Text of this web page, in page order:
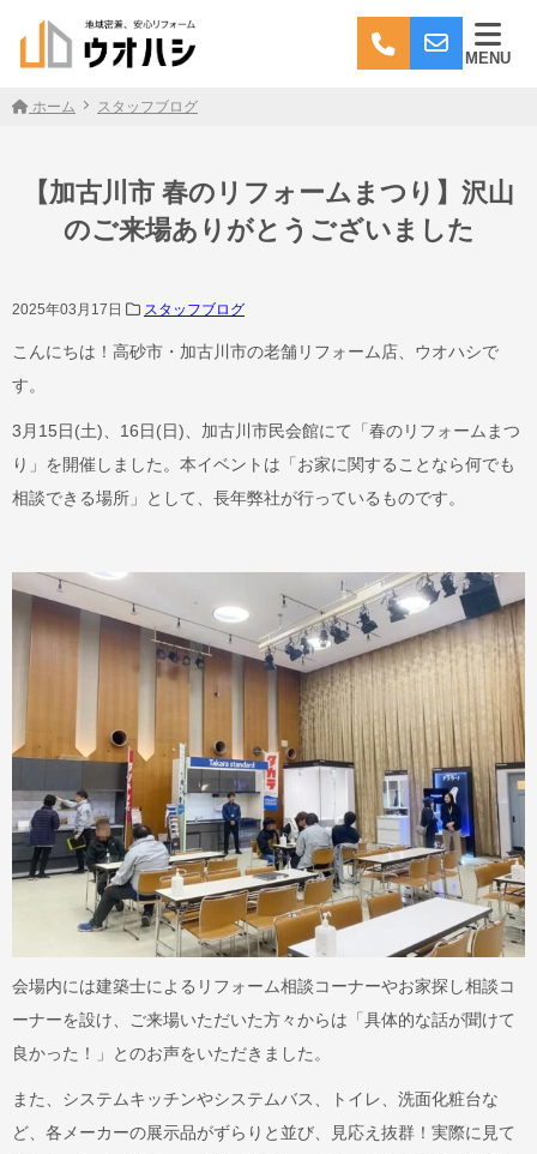
MENU
ホーム スタッフブログ
【加古川市 春のリフォームまつり】沢山
のご来場ありがとうございました
2025年03月17日 スタッフブログ
こんにちは！高砂市・加古川市の老舗リフォーム店、ウオハシで
す。
3月15日(土)、16日(日)、加古川市民会館にて「春のリフォームまつ
り」を開催しました。本イベントは「お家に関することなら何でも
相談できる場所」として、長年弊社が行っているものです。
会場内には建築士によるリフォーム相談コーナーやお家探し相談コ
ーナーを設け、ご来場いただいた方々からは「具体的な話が聞けて
良かった！」とのお声をいただきました。
また、システムキッチンやシステムバス、トイレ、洗面化粧台な
ど、各メーカーの展示品がずらりと並び、見応え抜群！実際に見て